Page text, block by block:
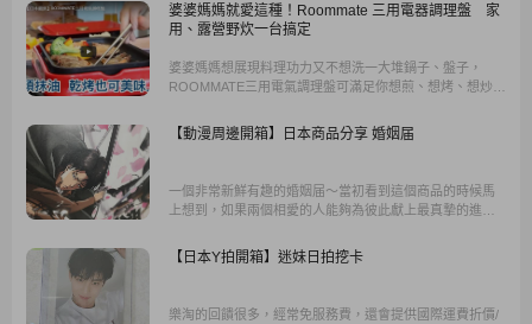
婆婆媽媽就愛這種！Roommate 三用電器調理盤 家
用、露營野炊一台搞定
婆婆媽媽想展現料理功力又不想洗一大堆鍋子、盤子，
ROOMMATE三用電氣調理盤可滿足你想煎、想烤、想炒、
一盤就好。
【動漫周邊開箱】日本商品分享 婚姻届
一個非常新鮮有趣的婚姻届～當初看到這個商品的時候馬
上想到，如果兩個相愛的人能夠為彼此獻上最真摯的進擊
能夠在最愛的角色們的見證之下許下承諾，親筆寫下自己
與對方的名字，完成終身的大事與心願，甜蜜蜜的滋味卻
【日本Y拍開箱】迷妹日拍挖卡
樂淘的回饋很多，經常免服務費，還會提供國際運費折價/